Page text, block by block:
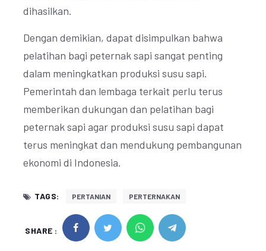
dihasilkan.
Dengan demikian, dapat disimpulkan bahwa
pelatihan bagi peternak sapi sangat penting
dalam meningkatkan produksi susu sapi.
Pemerintah dan lembaga terkait perlu terus
memberikan dukungan dan pelatihan bagi
peternak sapi agar produksi susu sapi dapat
terus meningkat dan mendukung pembangunan
ekonomi di Indonesia.
TAGS: PERTANIAN PERTERNAKAN
SHARE :